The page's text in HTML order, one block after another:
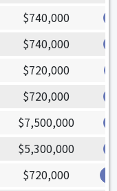
$740,000
$740,000
$720,000
$720,000
$7,500,000
$5,300,000
$720,000